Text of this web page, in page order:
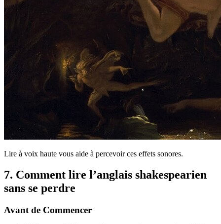
Lire à voix haute vous aide à percevoir ces effets sonores.
7. Comment lire l’anglais shakespearien
sans se perdre
Avant de Commencer